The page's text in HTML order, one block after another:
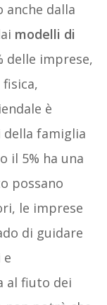
dalla
modelli di
delle imprese,
è
famiglia
il 5% ha una
possano
le imprese
di guidare
e
al fiuto dei